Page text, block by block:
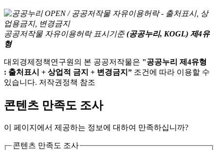
공공저작물 자유이용허락 표시기준 (공공누리, KOGL) 제4유
형
대외경제정책연구원의 본 공공저작물은 "공공누리 제4유형
: 출처표시 + 상업적 금지 + 변경금지” 조건에 따라 이용할 수
있습니다. 저작권정책 참조
콘텐츠 만족도 조사
이 페이지에서 제공하는 정보에 대하여 만족하십니까?
콘텐츠 만족도 조사